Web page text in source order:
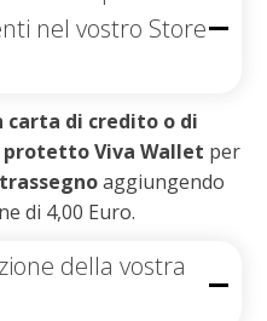
nel vostro Store
carta di credito o di
protetto Viva Wallet per
aggiungendo
di 4,00 Euro.
della vostra